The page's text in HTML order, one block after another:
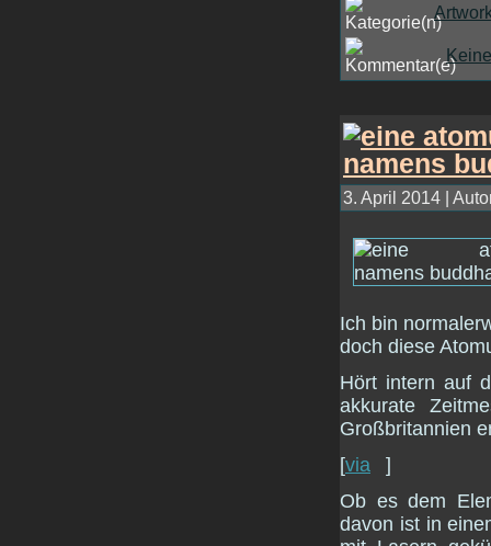
3. April 2014 |
Ich bin
doch diese
Hört intern auf
akkurate
Großbritannien
[via
]
Ob es dem
davon ist in